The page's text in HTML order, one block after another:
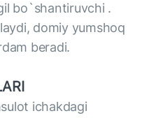
bo`shantiruvchi .
domiy yumshoq
beradi.
ichakdagi